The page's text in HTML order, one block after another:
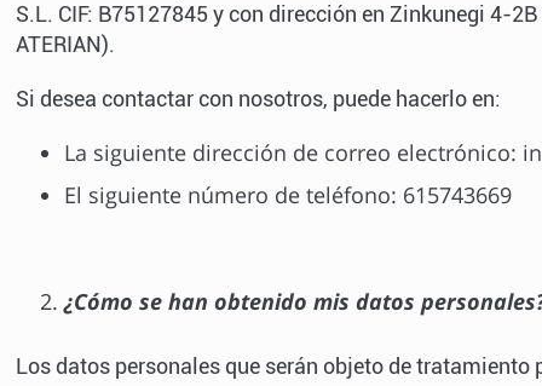
S.L. CIF: B75127845 y con dirección en Zinkunegi 4-
ATERIAN).
Si desea contactar con nosotros, puede hacerlo en:
La siguiente dirección de correo electrónico:
El siguiente número de teléfono: 615743669
¿Cómo se han obtenido mis datos
Los datos personales que serán objeto de tratamiento